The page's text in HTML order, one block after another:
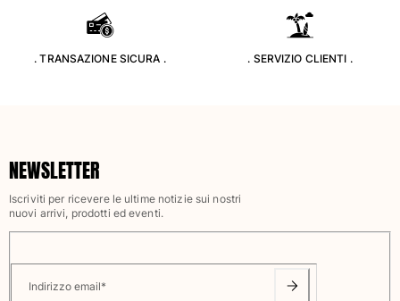
. TRANSAZIONE SICURA . . SERVIZIO CLIENTI .
NEWSLETTER
Iscriviti per ricevere le ultime notizie sui nostri
nuovi arrivi, prodotti ed eventi.
Indirizzo email*